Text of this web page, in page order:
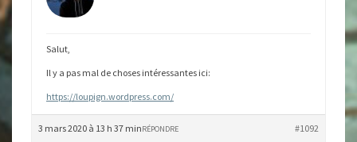
Salut,
Il y a pas mal de choses intéressantes ici:
https://loupign.wordpress.com/
3 mars 2020 à 13 h 37 min #1092
RÉPONDRE